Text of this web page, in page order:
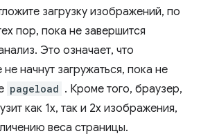
загрузку изображений, по
пор, пока не завершится
Это означает, что
начнут загружаться, пока не
pageload . Кроме того, браузер,
как 1x, так и 2x изображения,
веса страницы.